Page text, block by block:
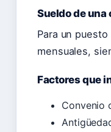
Sueldo de una
Para un
mensuales,
Factores que
Convenio